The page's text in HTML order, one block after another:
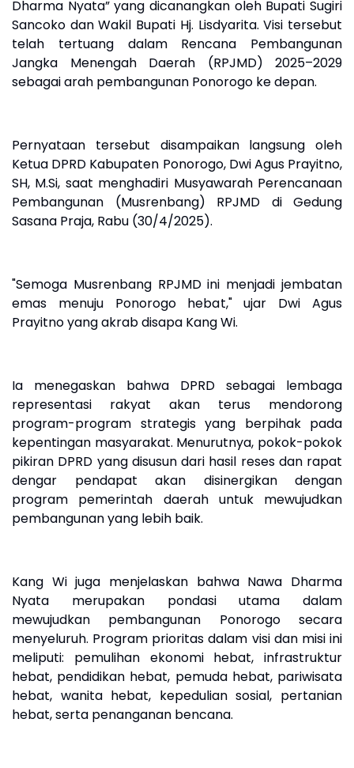
Dharma Nyata” yang dicanangkan oleh Bupati Sugiri
Sancoko dan Wakil Bupati Hj. Lisdyarita. Visi tersebut
telah tertuang dalam Rencana Pembangunan
Jangka Menengah Daerah (RPJMD) 2025–2029
sebagai arah pembangunan Ponorogo ke depan.
Pernyataan tersebut disampaikan langsung oleh
Ketua DPRD Kabupaten Ponorogo, Dwi Agus Prayitno,
SH, M.Si, saat menghadiri Musyawarah Perencanaan
Pembangunan (Musrenbang) RPJMD di Gedung
Sasana Praja, Rabu (30/4/2025).
"Semoga Musrenbang RPJMD ini menjadi jembatan
emas menuju Ponorogo hebat," ujar Dwi Agus
Prayitno yang akrab disapa Kang Wi.
Ia menegaskan bahwa DPRD sebagai lembaga
representasi rakyat akan terus mendorong
program-program strategis yang berpihak pada
kepentingan masyarakat. Menurutnya, pokok-pokok
pikiran DPRD yang disusun dari hasil reses dan rapat
dengar pendapat akan disinergikan dengan
program pemerintah daerah untuk mewujudkan
pembangunan yang lebih baik.
Kang Wi juga menjelaskan bahwa Nawa Dharma
Nyata merupakan pondasi utama dalam
mewujudkan pembangunan Ponorogo secara
menyeluruh. Program prioritas dalam visi dan misi ini
meliputi: pemulihan ekonomi hebat, infrastruktur
hebat, pendidikan hebat, pemuda hebat, pariwisata
hebat, wanita hebat, kepedulian sosial, pertanian
hebat, serta penanganan bencana.